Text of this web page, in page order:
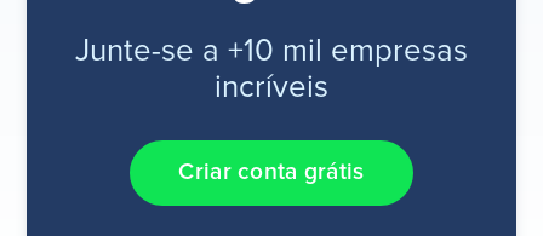
Junte-se a +10 mil empresas
incríveis
Criar conta grátis